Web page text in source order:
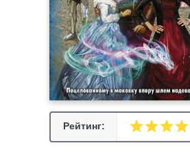
Рейтинг: